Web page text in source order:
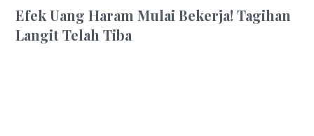
Efek Uang Haram Mulai Bekerja! Tagihan
Langit Telah Tiba